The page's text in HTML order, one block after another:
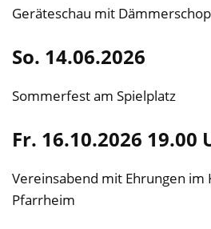
Geräteschau mit
So. 14.06.2026
Sommerfest am Spielplatz
Fr. 16.10.2026 19.00
Vereinsabend mit Ehrungen im
Pfarrheim